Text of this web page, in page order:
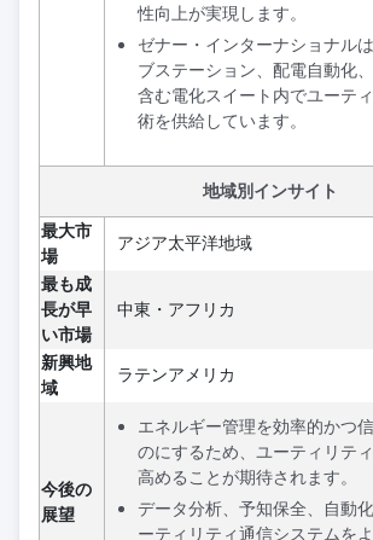
性向上が実現します。
ゼナー・インターナショナル
ブステーション、配電自動化、
含む電化スイート内でユーテ
術を供給しています。
地域別インサイト
最大市
場
アジア太平洋地域
最も成
長が早
い市場
中東・アフリカ
新興地
域
ラテンアメリカ
今後の
展望
エネルギー管理を効率的かつ
のにするため、ユーティリテ
高めることが期待されます。
データ分析、予知保全、自動
ーティリティ通信システムを